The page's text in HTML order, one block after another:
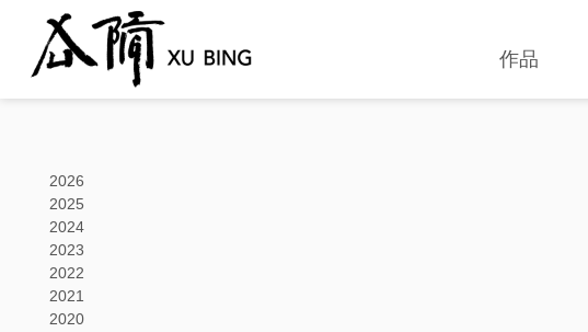
作品
2026
2025
2024
2023
2022
2021
2020